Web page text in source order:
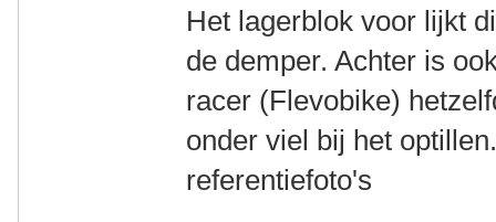
Het lagerblok voor lijkt
de demper. Achter is
racer (Flevobike)
onder viel bij het
referentiefoto's